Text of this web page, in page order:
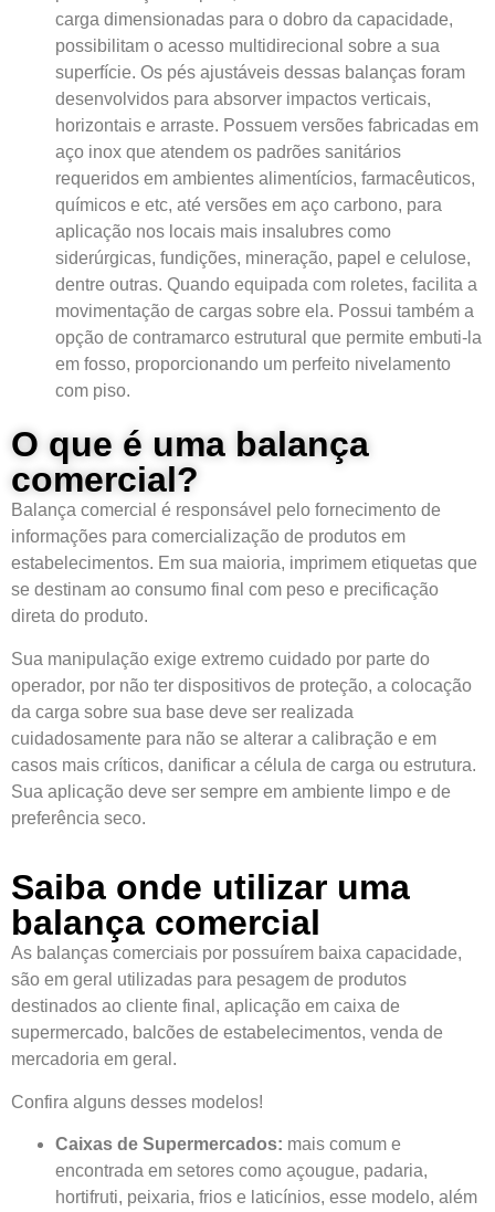
carga dimensionadas para o dobro da capacidade,
possibilitam o acesso multidirecional sobre a sua
superfície. Os pés ajustáveis dessas balanças foram
desenvolvidos para absorver impactos verticais,
horizontais e arraste. Possuem versões fabricadas em
aço inox que atendem os padrões sanitários
requeridos em ambientes alimentícios, farmacêuticos,
químicos e etc, até versões em aço carbono, para
aplicação nos locais mais insalubres como
siderúrgicas, fundições, mineração, papel e celulose,
dentre outras. Quando equipada com roletes, facilita a
movimentação de cargas sobre ela. Possui também a
opção de contramarco estrutural que permite embuti-la
em fosso, proporcionando um perfeito nivelamento
com piso.
O que é uma balança
comercial?
Balança comercial é responsável pelo fornecimento de
informações para comercialização de produtos em
estabelecimentos. Em sua maioria, imprimem etiquetas que
se destinam ao consumo final com peso e precificação
direta do produto.
Sua manipulação exige extremo cuidado por parte do
operador, por não ter dispositivos de proteção, a colocação
da carga sobre sua base deve ser realizada
cuidadosamente para não se alterar a calibração e em
casos mais críticos, danificar a célula de carga ou estrutura.
Sua aplicação deve ser sempre em ambiente limpo e de
preferência seco.
Saiba onde utilizar uma
balança comercial
As balanças comerciais por possuírem baixa capacidade,
são em geral utilizadas para pesagem de produtos
destinados ao cliente final, aplicação em caixa de
supermercado, balcões de estabelecimentos, venda de
mercadoria em geral.
Confira alguns desses modelos!
Caixas de Supermercados: mais comum e
encontrada em setores como açougue, padaria,
hortifruti, peixaria, frios e laticínios, esse modelo, além